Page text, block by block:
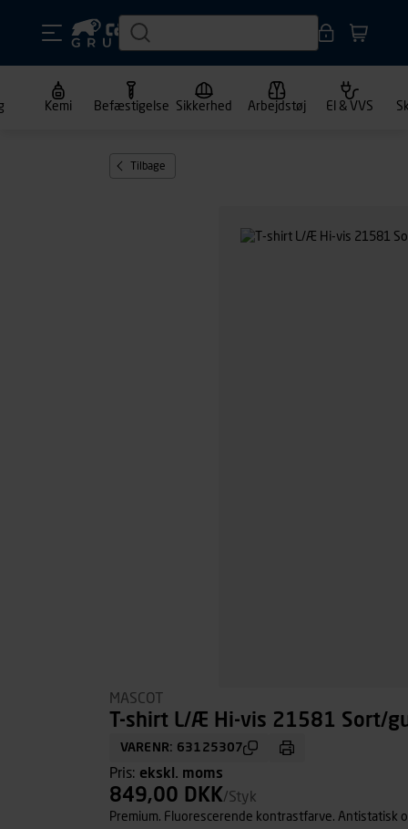
Kemi Befæstigelse Sikkerhed Arbejdstøj El & VVS
Tilbage
MASCOT
T-shirt L/Æ Hi-vis 21581 Sort/
VARENR: 63125307
Pris: ekskl. moms
849,00 DKK/Styk
Premium. Fluorescerende kontrastfarve.